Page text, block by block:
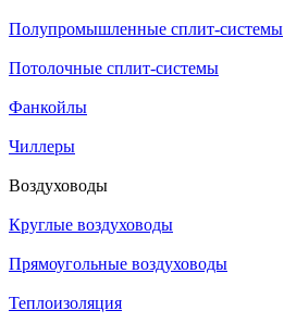
Полупромышленные сплит-системы
Потолочные сплит-системы
Фанкойлы
Чиллеры
Воздуховоды
Круглые воздуховоды
Прямоугольные воздуховоды
Теплоизоляция